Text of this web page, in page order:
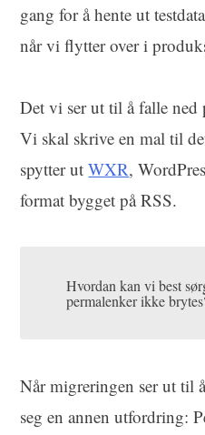
gang for å hente ut
når vi flytter over i
Det vi ser ut til å falle ned
Vi skal skrive en mal til
spytter utWXR,
format bygget på RSS.
Hvordan kan vi best
permalenker ikke
Når migreringen ser ut til
seg en annen utfordring: